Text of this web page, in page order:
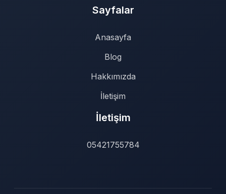
Sayfalar
Anasayfa
Blog
Hakkımızda
İletişim
İletişim
05421755784